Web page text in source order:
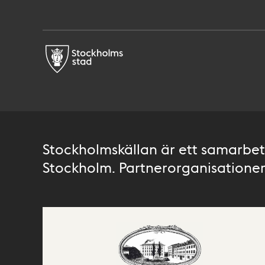
Stockholmskällan är ett
Stockholm.